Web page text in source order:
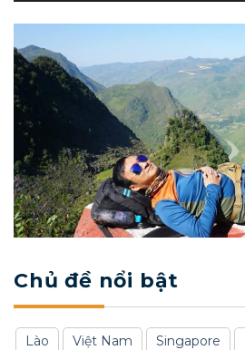
Chủ đề nổi bật
Lào Việt Nam Singapore